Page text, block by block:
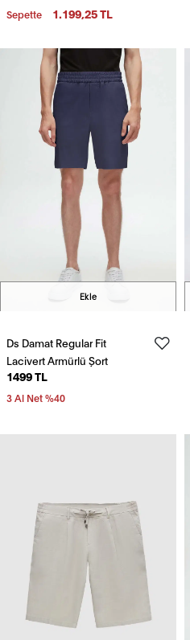
Sepette 1.199,25 TL
Ekle
Ds Damat Regular Fit
Lacivert Armürlü Şort
1499 TL
3 Al Net %40